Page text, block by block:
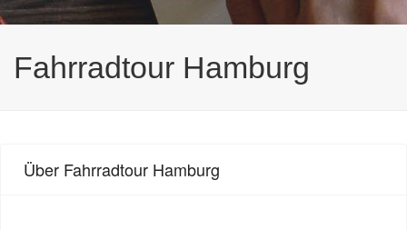
Fahrradtour Hamburg
Über Fahrradtour Hamburg